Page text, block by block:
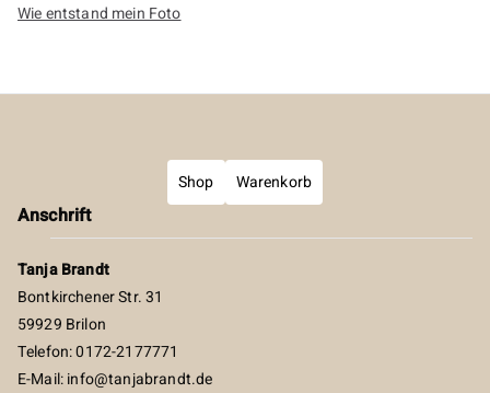
Wie entstand mein Foto
Shop Warenkorb
Anschrift
Tanja Brandt
Bontkirchener Str. 31
59929 Brilon
Telefon: 0172-2177771
E-Mail:info@tanjabrandt.de